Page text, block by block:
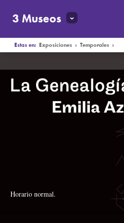
3 Museos
Estas en:Exposiciones ›Temporales ›
EXPOSICIÓN TEMPORAL
Horario normal.